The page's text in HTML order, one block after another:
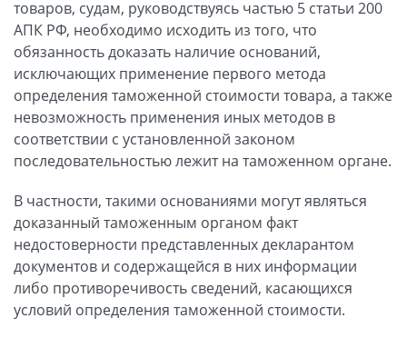
товаров, судам, руководствуясь частью 5 статьи 200
АПК РФ, необходимо исходить из того, что
обязанность доказать наличие оснований,
исключающих применение первого метода
определения таможенной стоимости товара, а также
невозможность применения иных методов в
соответствии с установленной законом
последовательностью лежит на таможенном органе.
В частности, такими основаниями могут являться
доказанный таможенным органом факт
недостоверности представленных декларантом
документов и содержащейся в них информации
либо противоречивость сведений, касающихся
условий определения таможенной стоимости.